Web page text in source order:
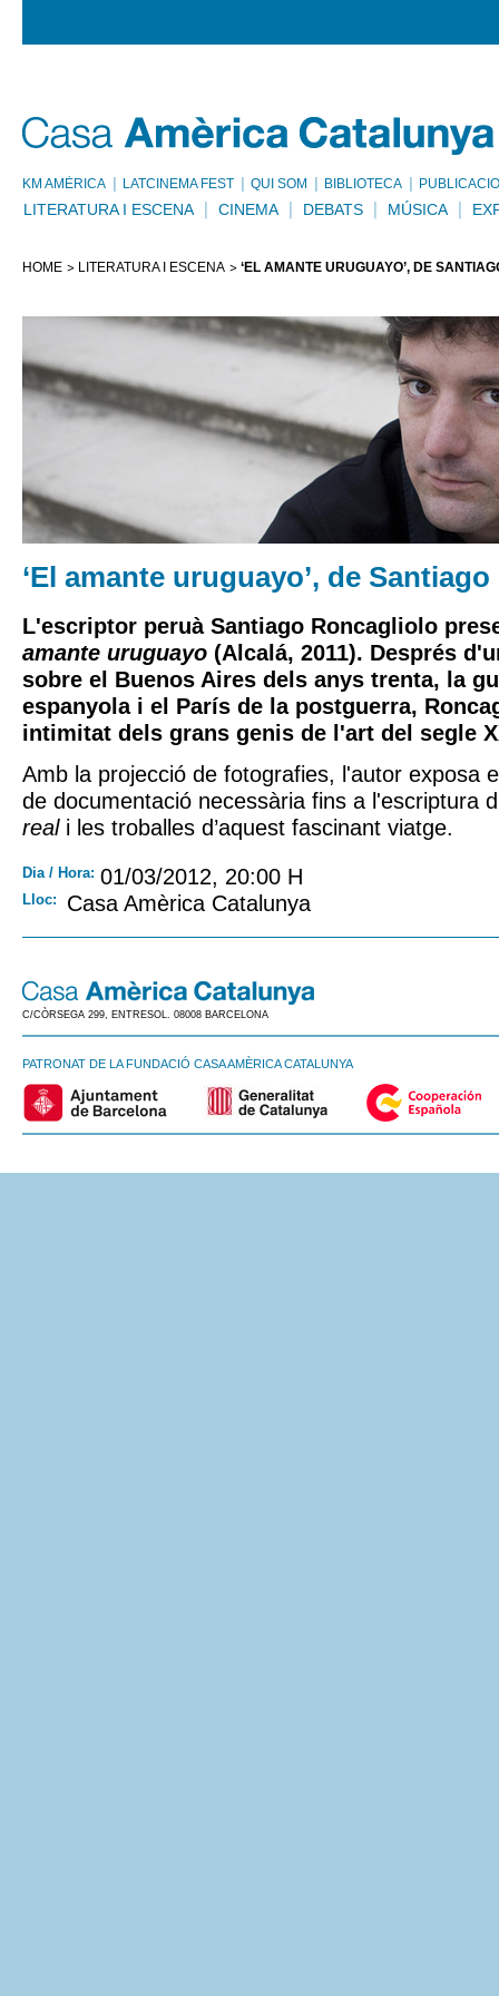
KM AMÈRICA LATCINEMA FEST QUI SOM BIBLIOTECA
LITERATURA I ESCENA CINEMA DEBATS MÚSICA
HOME LITERATURA I ESCENA ‘EL AMANTE URUGUAYO’, DE
‘El amante uruguayo’, de
L'escriptor peruà Santiago Roncagliolo
amante uruguayo (Alcalá, 2011). Després
sobre el Buenos Aires dels anys trenta, la
espanyola i el París de la postguerra,
intimitat dels grans genis de l'art del segle
Amb la projecció de fotografies, l'autor exposa
de documentació necessària fins a l'escriptura
reali les troballes d’aquest fascinant viatge.
Dia / Hora: 01/03/2012, 20:00 H
Lloc: Casa Amèrica Catalunya
C/CÒRSEGA 299, ENTRESOL. 08008 BARCELONA
PATRONAT DE LA FUNDACIÓ CASA AMÈRICA CATALUNYA